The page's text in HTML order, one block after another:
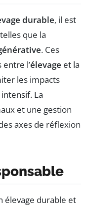
durable, il est
que la
. Ces
l’élevage et la
les impacts
La
et une gestion
axes de réflexion
élevage durable et